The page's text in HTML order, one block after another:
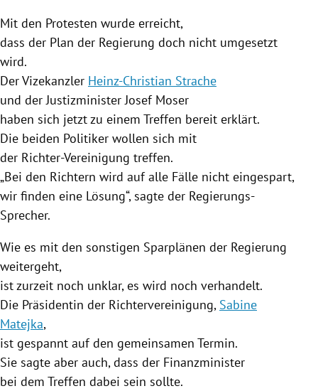
Mit den Protesten wurde erreicht,
dass der Plan der Regierung doch nicht umgesetzt
wird.
Der Vizekanzler Heinz-Christian Strache
und der Justizminister Josef Moser
haben sich jetzt zu einem Treffen bereit erklärt.
Die beiden Politiker wollen sich mit
der Richter-Vereinigung treffen.
„Bei den Richtern wird auf alle Fälle nicht eingespart,
wir finden eine Lösung“, sagte der Regierungs-
Sprecher.
Wie es mit den sonstigen Sparplänen der Regierung
weitergeht,
ist zurzeit noch unklar, es wird noch verhandelt.
Die Präsidentin der Richtervereinigung, Sabine
Matejka,
ist gespannt auf den gemeinsamen Termin.
Sie sagte aber auch, dass der Finanzminister
bei dem Treffen dabei sein sollte.